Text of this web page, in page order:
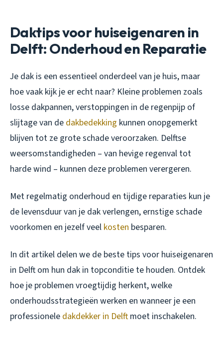
Daktips voor huiseigenaren in
Delft: Onderhoud en Reparatie
Je dak is een essentieel onderdeel van je huis, maar
hoe vaak kijk je er echt naar? Kleine problemen zoals
losse dakpannen, verstoppingen in de regenpijp of
slijtage van de dakbedekking kunnen onopgemerkt
blijven tot ze grote schade veroorzaken. Delftse
weersomstandigheden – van hevige regenval tot
harde wind – kunnen deze problemen verergeren.
Met regelmatig onderhoud en tijdige reparaties kun je
de levensduur van je dak verlengen, ernstige schade
voorkomen en jezelf veel kosten besparen.
In dit artikel delen we de beste tips voor huiseigenaren
in Delft om hun dak in topconditie te houden. Ontdek
hoe je problemen vroegtijdig herkent, welke
onderhoudsstrategieën werken en wanneer je een
professionele dakdekker in Delftmoet inschakelen.